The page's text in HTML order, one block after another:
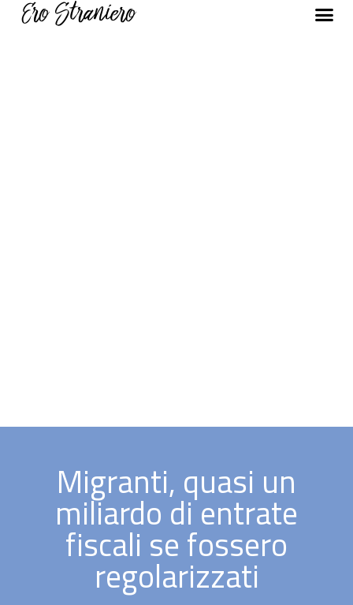
Migranti, quasi un
miliardo di entrate
fiscali se fossero
regolarizzati